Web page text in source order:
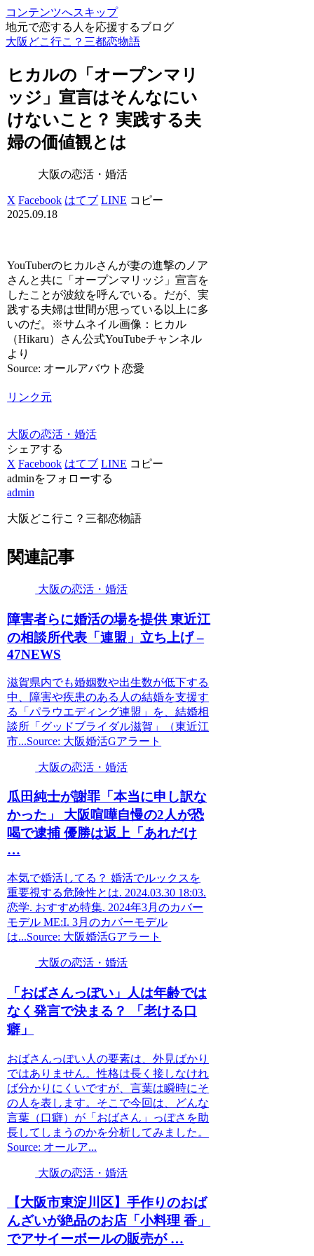
コンテンツへスキップ
地元で恋する人を応援するブログ
大阪どこ行こ？三都恋物語
ヒカルの「オープンマリ
ッジ」宣言はそんなにい
けないこと？ 実践する夫
婦の価値観とは
大阪の恋活・婚活
X Facebook はてブ LINE コピー
2025.09.18
YouTuberのヒカルさんが妻の進撃のノア
さんと共に「オープンマリッジ」宣言を
したことが波紋を呼んでいる。だが、実
践する夫婦は世間が思っている以上に多
いのだ。※サムネイル画像：ヒカル
（Hikaru）さん公式YouTubeチャンネル
より
Source: オールアバウト恋愛
リンク元
大阪の恋活・婚活
シェアする
X Facebook はてブ LINE コピー
adminをフォローする
admin
大阪どこ行こ？三都恋物語
関連記事
大阪の恋活・婚活
障害者らに婚活の場を提供 東近江
の相談所代表「連盟」立ち上げ –
47NEWS
滋賀県内でも婚姻数や出生数が低下する
中、障害や疾患のある人の結婚を支援す
る「パラウエディング連盟」を、結婚相
談所「グッドブライダル滋賀」（東近江
市...Source: 大阪婚活Gアラート
大阪の恋活・婚活
瓜田純士が謝罪「本当に申し訳な
かった」 大阪喧嘩自慢の2人が恐
喝で逮捕 優勝は返上「あれだけ
…
本気で婚活してる？ 婚活でルックスを
重要視する危険性とは. 2024.03.30 18:03.
恋学. おすすめ特集. 2024年3月のカバー
モデル ME:I. 3月のカバーモデル
は...Source: 大阪婚活Gアラート
大阪の恋活・婚活
「おばさんっぽい」人は年齢では
なく発言で決まる？ 「老ける口
癖」
おばさんっぽい人の要素は、外見ばかり
ではありません。性格は長く接しなけれ
ば分かりにくいですが、言葉は瞬時にそ
の人を表します。そこで今回は、どんな
言葉（口癖）が「おばさん」っぽさを助
長してしまうのかを分析してみました。
Source: オールア...
大阪の恋活・婚活
【大阪市東淀川区】手作りのおば
んざいが絶品のお店「小料理 香」
でアサイーボールの販売が …